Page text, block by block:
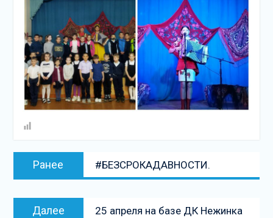
Навигация
Ранее
запись:
#БЕЗСРОКАДАВНОСТИ.
Далее
25 апреля на базе ДК Нежинка